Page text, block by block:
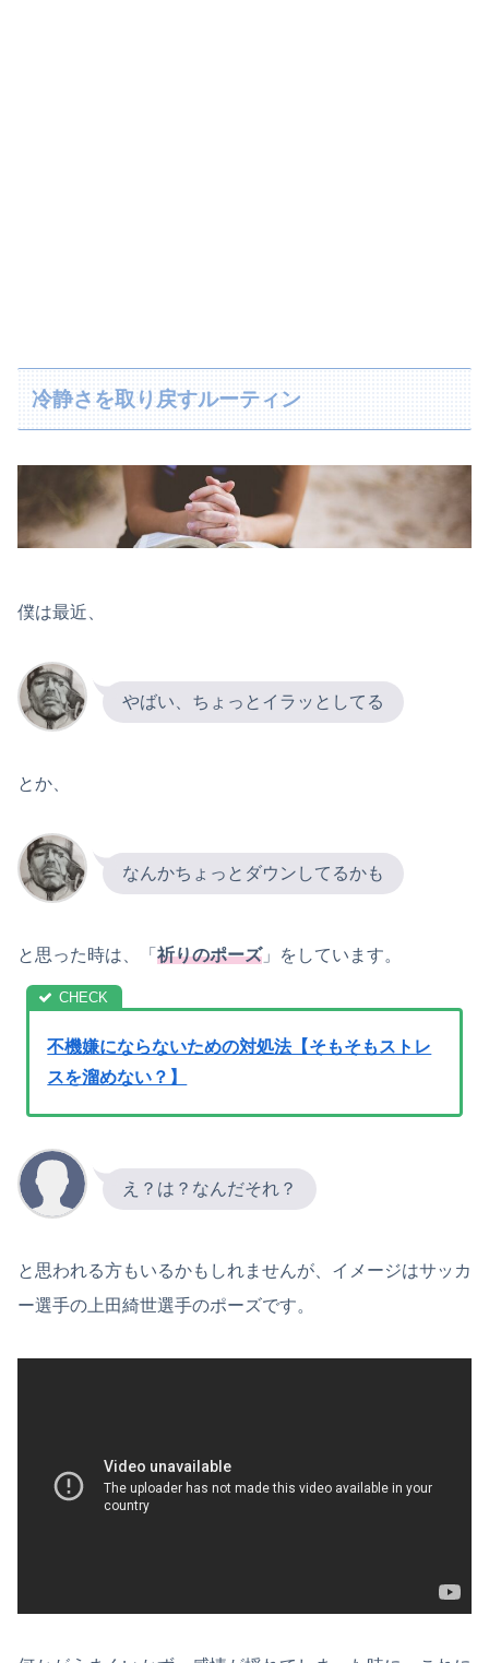
冷静さを取り戻すルーティン
僕は最近、
やばい、ちょっとイラッとしてる
とか、
なんかちょっとダウンしてるかも
と思った時は、「 祈りのポーズ」をしています。
不機嫌にならないための対処法【そもそもストレ
スを溜めない？】
え？は？なんだそれ？
と思われる方もいるかもしれませんが、イメージはサッカ
ー選手の上田綺世選手のポーズです。